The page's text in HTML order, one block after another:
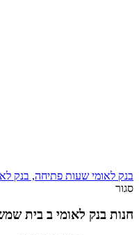
בנק לאומי שעות פתיחה, בנק
סגור
חנות בנק לאומי ב בית